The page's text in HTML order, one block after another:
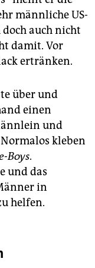
männliche US-
auch nicht
damit. Vor
ertränken.
über und
einen
und
kleben
Boys.
und das
in
helfen.